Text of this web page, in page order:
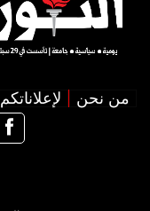
من نحن لإعلاناتكم